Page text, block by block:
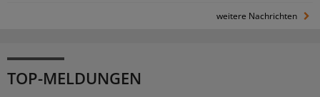
weitere Nachrichten
TOP-MELDUNGEN